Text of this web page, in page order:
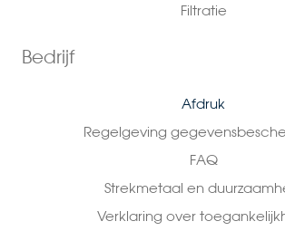
Filtratie
Bedrijf
Afdruk
Regelgeving
FAQ
Strekmetaal en
Verklaring over